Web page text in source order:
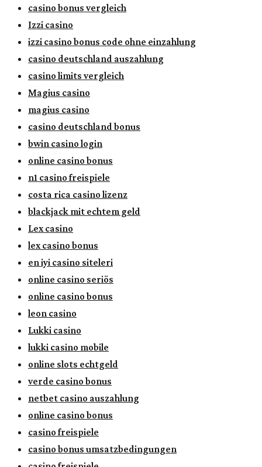
casino bonus vergleich
Izzi casino
izzi casino bonus code ohne einzahlung
casino deutschland auszahlung
casino limits vergleich
Magius casino
magius casino
casino deutschland bonus
bwin casino login
online casino bonus
n1 casino freispiele
costa rica casino lizenz
blackjack mit echtem geld
Lex casino
lex casino bonus
en iyi casino siteleri
online casino seriös
online casino bonus
leon casino
Lukki casino
lukki casino mobile
online slots echtgeld
verde casino bonus
netbet casino auszahlung
online casino bonus
casino freispiele
casino bonus umsatzbedingungen